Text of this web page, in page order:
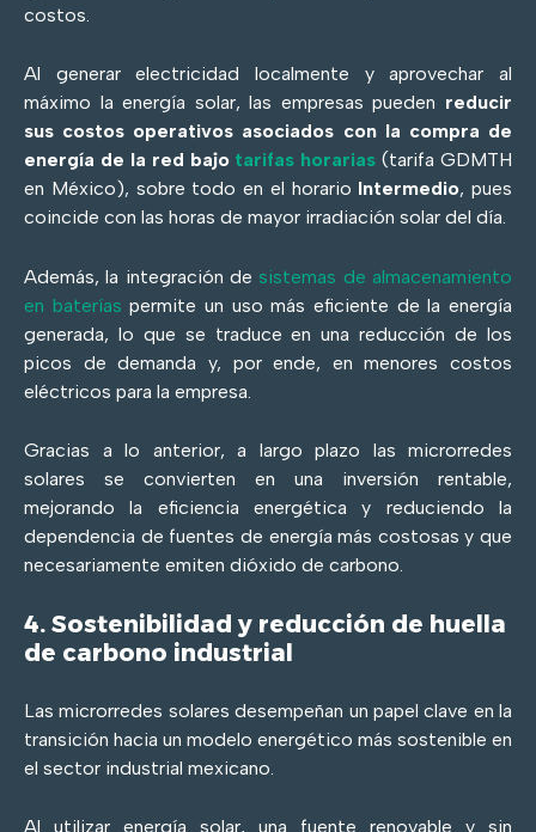
costos.
Al generar electricidad localmente y aprovechar al
máximo la energía solar, las empresas pueden reducir
sus costos operativos asociados con la compra de
energía de la red bajo tarifas horarias (tarifa GDMTH
en México), sobre todo en el horario Intermedio, pues
coincide con las horas de mayor irradiación solar del día.
Además, la integración de sistemas de almacenamiento
en baterías permite un uso más eficiente de la energía
generada, lo que se traduce en una reducción de los
picos de demanda y, por ende, en menores costos
eléctricos para la empresa.
Gracias a lo anterior, a largo plazo las microrredes
solares se convierten en una inversión rentable,
mejorando la eficiencia energética y reduciendo la
dependencia de fuentes de energía más costosas y que
necesariamente emiten dióxido de carbono.
4. Sostenibilidad y reducción de huella
de carbono industrial
Las microrredes solares desempeñan un papel clave en la
transición hacia un modelo energético más sostenible en
el sector industrial mexicano.
Al utilizar energía solar, una fuente renovable y sin